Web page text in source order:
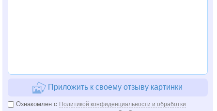
Приложить к своему отзыву картинки
Ознакомлен с Политикой конфиденциальности и обработки